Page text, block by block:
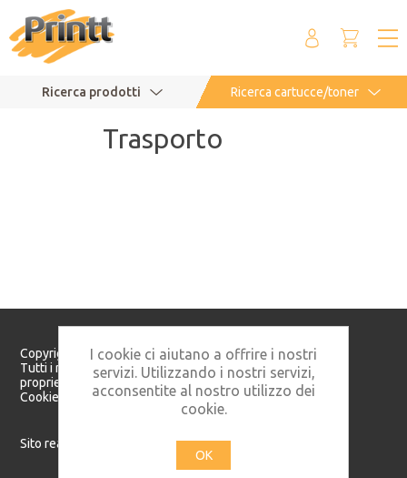
Ricerca prodotti Ricerca cartucce/toner
Trasporto
Copyright © 2026 Printt S.r.l. - P. IVA: 05982160821
Tutti i marchi citati in questo sito appartengono ai rispettivi
proprietari.
Cookie PolicyPrivacy Policy
Sito realizzato da
I cookie ci aiutano a offrire i nostri
servizi. Utilizzando i nostri servizi,
acconsentite al nostro utilizzo dei
cookie.
OK